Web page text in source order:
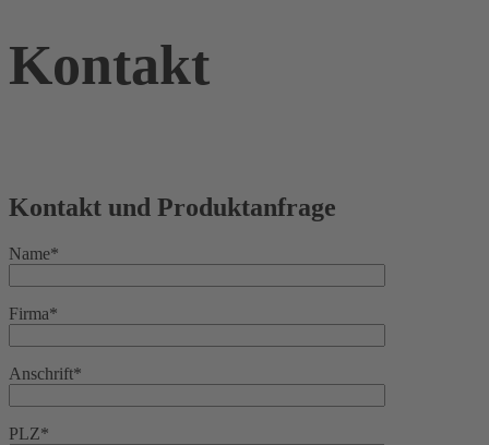
Kontakt
Kontakt und Produktanfrage
Name*
Firma*
Anschrift*
PLZ*